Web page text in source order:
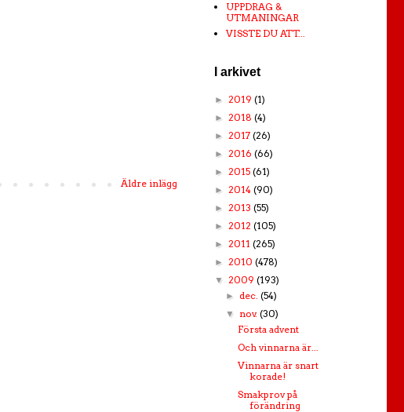
Äldre inlägg
UPPDRAG &
UTMANINGAR
VISSTE DU ATT...
I arkivet
► 2019 (1)
► 2018 (4)
► 2017 (26)
► 2016 (66)
► 2015 (61)
► 2014 (90)
► 2013 (55)
► 2012 (105)
► 2011 (265)
► 2010 (478)
▼ 2009 (193)
► dec.(54)
▼ nov.(30)
Första advent
Och vinnarna är...
Vinnarna är snart
korade!
Smakprov på
förändring